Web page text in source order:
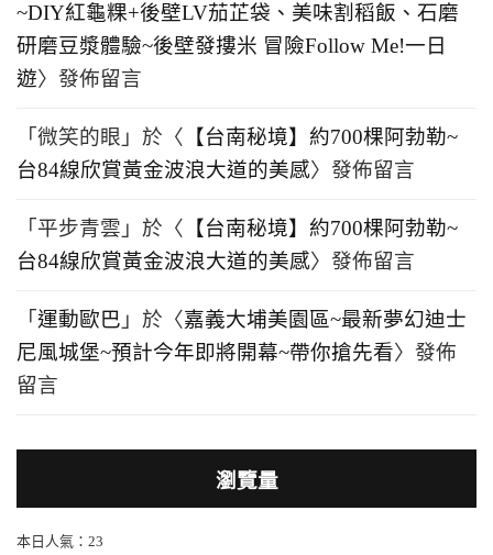
~DIY紅龜粿+後壁LV茄芷袋、美味割稻飯、石磨
研磨豆漿體驗~後壁發摟米 冒險Follow Me!一日
遊〉發佈留言
「 微笑的眼 」於〈 【台南秘境】約700棵阿勃勒~
台84線欣賞黃金波浪大道的美感〉發佈留言
「 平步青雲 」於〈 【台南秘境】約700棵阿勃勒~
台84線欣賞黃金波浪大道的美感〉發佈留言
「 運動歐巴 」於〈嘉義大埔美園區~最新夢幻迪士
尼風城堡~預計今年即將開幕~帶你搶先看〉發佈
留言
瀏覽量
本日人氣：23